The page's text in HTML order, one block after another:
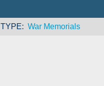
TYPE War Memorials